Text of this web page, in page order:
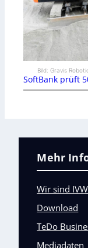
Bild: Gravis
SoftBank prüft
Mehr
Wir sind
Download
TeDo
Mediadaten